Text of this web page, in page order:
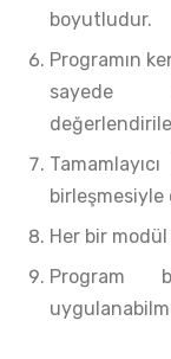
boyutludur.
Programın
sayede
birleşmesiyle
Her bir
Program